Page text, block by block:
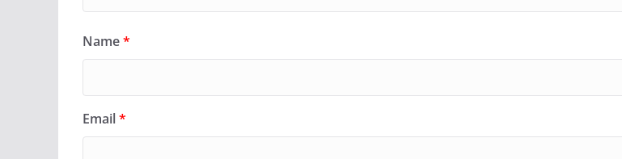
Name*
Email*